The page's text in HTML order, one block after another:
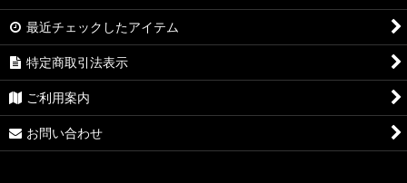
最近チェックしたアイテム
特定商取引法表示
ご利用案内
お問い合わせ